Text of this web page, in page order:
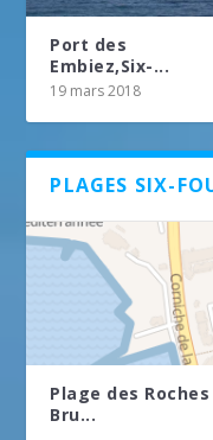
Port des
Embiez,Six-...
19 mars 2018
PLAGES SIX-
Plage des Roches
Bru...